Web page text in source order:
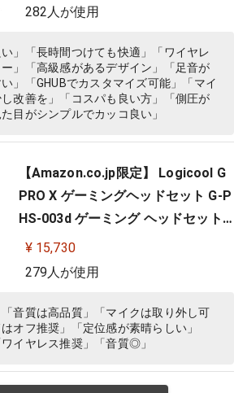
PS5 PS4 PC ゲーミング ヘッドセッ
004 ブラック 国内正規品 【 ファイ
ナルファンタジー XIV 推奨モ…
282人が使用
い」「長時間つけても快適」「ワイヤレ
」「高級感があるデザイン」「足音が
」「GHUBでカスタマイズ可能」「マイ
改善を」「コスパも良い方」「側圧が
目がシンプルでカッコ良い」
【Amazon.co.jp限定】 Logicool G
PRO X ゲーミングヘッドセット G-P
HS-003d ゲーミング ヘッドセット
Dolby 7.1ch サラウンドサウンド 3.5
mm 有線 マイク付き Blue VO!CE搭
5 PS4 PC windows ブラック 国内正
規品 ※Amazon.co.jp限定 壁…
¥ 15,730
279人が使用
「音質は高品質」「マイクは取り外し可
オフ推奨」「定位感が素晴らしい」
ワイヤレス推奨」「音質◎」